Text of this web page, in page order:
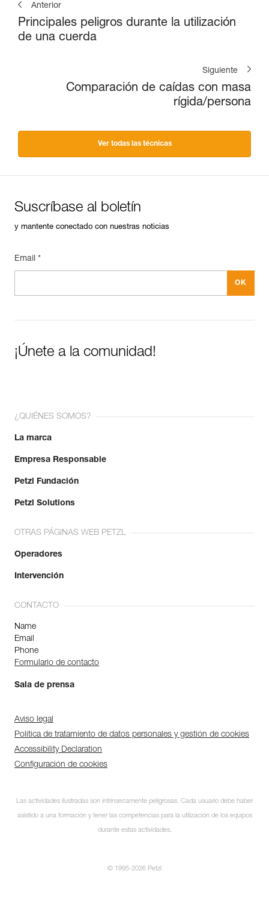
Anterior
Principales peligros durante la utilización
de una cuerda
Siguiente
Comparación de caídas con masa
rígida/persona
Ver todas las técnicas
Suscríbase al boletín
y mantente conectado con nuestras noticias
Email *
¡Únete a la comunidad!
¿QUIÉNES SOMOS?
La marca
Empresa Responsable
Petzl Fundación
Petzl Solutions
OTRAS PÁGINAS WEB PETZL
Operadores
Intervención
CONTACTO
Name
Email
Phone
Formulario de contacto
Sala de prensa
Aviso legal
Política de tratamiento de datos personales y gestión de cookies
Accessibility Declaration
Configuración de cookies
Las actividades ilustradas son intrínsecamente peligrosas. Cada usuario debe haber
asistido a una formación y tener las competencias para la utilización de los equipos
durante estas actividades.
© 1995-2026 Petzl